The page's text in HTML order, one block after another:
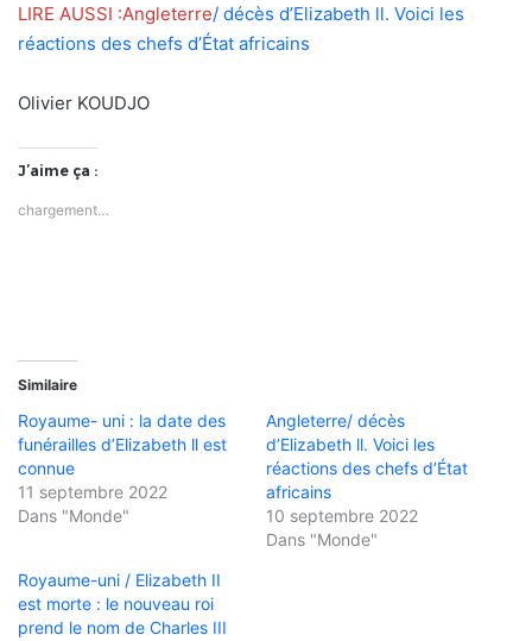
LIRE AUSSI :Angleterre/ décès d’Elizabeth ll. Voici les
réactions des chefs d’État africains
Olivier KOUDJO
J’aime ça :
chargement…
Similaire
Royaume- uni : la date des
funérailles d’Elizabeth ll est
connue
11 septembre 2022
Dans "Monde"
Angleterre/ décès
d’Elizabeth ll. Voici les
réactions des chefs d’État
africains
10 septembre 2022
Dans "Monde"
Royaume-uni / Elizabeth II
est morte : le nouveau roi
prend le nom de Charles III